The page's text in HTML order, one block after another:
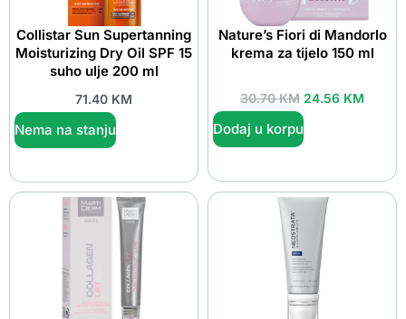
Collistar Sun Supertanning
Moisturizing Dry Oil SPF 15
suho ulje 200 ml
71.40 KM
Nema na stanju
Nature’s Fiori di Mandorlo
krema za tijelo 150 ml
30.70KM 24.56 KM
Dodaj u korpu